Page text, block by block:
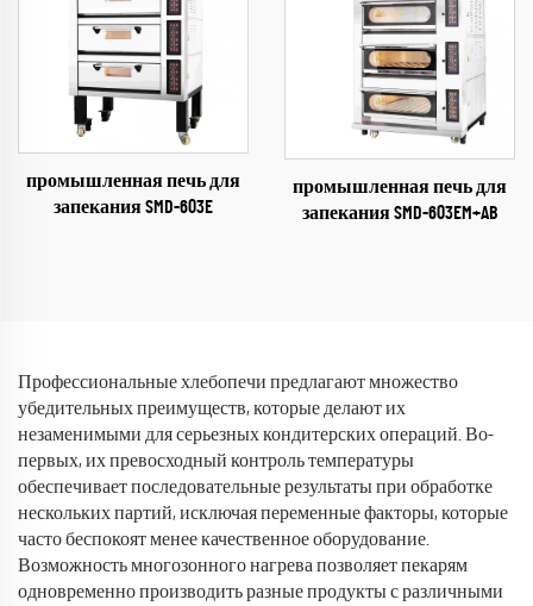
промышленная печь для
запекания SMD-603E
промышленная печь для
запекания SMD-603EM+AB
Профессиональные хлебопечи предлагают множество
убедительных преимуществ, которые делают их
незаменимыми для серьезных кондитерских операций. Во-
первых, их превосходный контроль температуры
обеспечивает последовательные результаты при обработке
нескольких партий, исключая переменные факторы, которые
часто беспокоят менее качественное оборудование.
Возможность многозонного нагрева позволяет пекарям
одновременно производить разные продукты с различными